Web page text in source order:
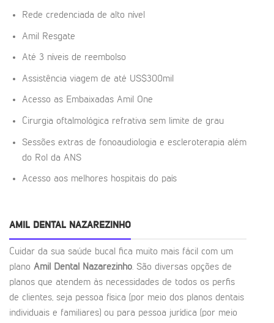
Rede credenciada de alto nível
Amil Resgate
Até 3 níveis de reembolso
Assistência viagem de até US$300mil
Acesso as Embaixadas Amil One
Cirurgia oftalmológica refrativa sem limite de grau
Sessões extras de fonoaudiologia e escleroterapia além
do Rol da ANS
Acesso aos melhores hospitais do país
AMIL DENTAL NAZAREZINHO
Cuidar da sua saúde bucal fica muito mais fácil com um
plano Amil Dental Nazarezinho. São diversas opções de
planos que atendem às necessidades de todos os perfis
de clientes, seja pessoa física (por meio dos planos dentais
individuais e familiares) ou para pessoa jurídica (por meio